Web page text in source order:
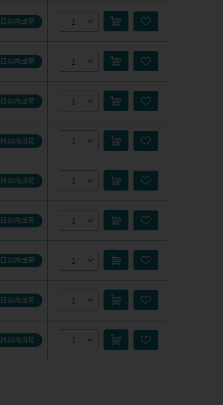
以内出荷
以内出荷
以内出荷
以内出荷
以内出荷
以内出荷
以内出荷
以内出荷
以内出荷